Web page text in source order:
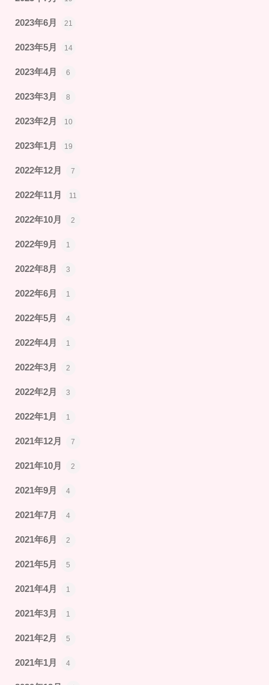
2023年6月 21
2023年5月 14
2023年4月 6
2023年3月 8
2023年2月 10
2023年1月 19
2022年12月 7
2022年11月 11
2022年10月 2
2022年9月 1
2022年8月 3
2022年6月 1
2022年5月 4
2022年4月 1
2022年3月 2
2022年2月 3
2022年1月 1
2021年12月 7
2021年10月 2
2021年9月 4
2021年7月 4
2021年6月 2
2021年5月 5
2021年4月 1
2021年3月 1
2021年2月 5
2021年1月 4